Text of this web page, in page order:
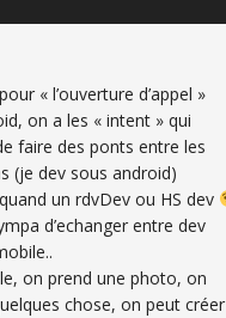
« l’ouverture d’appel »
on a les « intent » qui
faire des ponts entre les
(je dev sous android)
un rdvDev ou HS dev
d’echanger entre dev
on prend une photo, on
chose, on peut créer